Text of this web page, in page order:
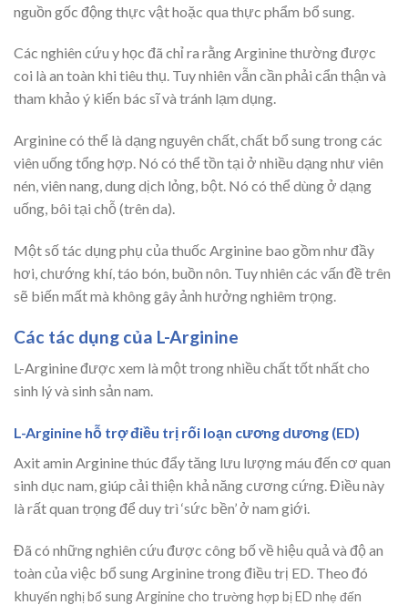
nguồn gốc động thực vật hoặc qua thực phẩm bổ sung.
Các nghiên cứu y học đã chỉ ra rằng Arginine thường được
coi là an toàn khi tiêu thụ. Tuy nhiên vẫn cần phải cẩn thận và
tham khảo ý kiến ​​​​bác sĩ và tránh lạm dụng.
Arginine có thể là dạng nguyên chất, chất bổ sung trong các
viên uống tổng hợp. Nó có thể tồn tại ở nhiều dạng như viên
nén, viên nang, dung dịch lỏng, bột. Nó có thể dùng ở dạng
uống, bôi tại chỗ (trên da).
Một số tác dụng phụ của thuốc Arginine bao gồm như đầy
hơi, chướng khí, táo bón, buồn nôn. Tuy nhiên các vấn đề trên
sẽ biến mất mà không gây ảnh hưởng nghiêm trọng.
Các tác dụng của L-Arginine
L-Arginine được xem là một trong nhiều chất tốt nhất cho
sinh lý và sinh sản nam.
L-Arginine hỗ trợ điều trị rối loạn cương dương (ED)
Axit amin Arginine thúc đẩy tăng lưu lượng máu đến cơ quan
sinh dục nam, giúp cải thiện khả năng cương cứng. Điều này
là rất quan trọng để duy trì ‘sức bền’ ở nam giới.
Đã có những nghiên cứu được công bố về hiệu quả và độ an
toàn của việc bổ sung Arginine trong điều trị ED. Theo đó
khuyến nghị bổ sung Arginine cho trường hợp bị ED nhẹ đến